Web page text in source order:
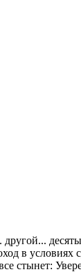
в
стынет: